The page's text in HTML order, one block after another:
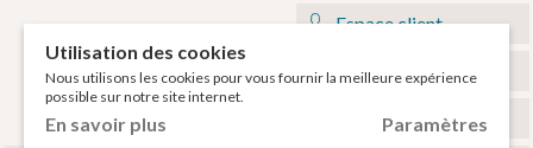
Espace client
Mon panier
Français
Utilisation des cookies
Nous utilisons les cookies pour vous fournir la meilleure expérience
possible sur notre site internet.
En savoir plus Paramètres